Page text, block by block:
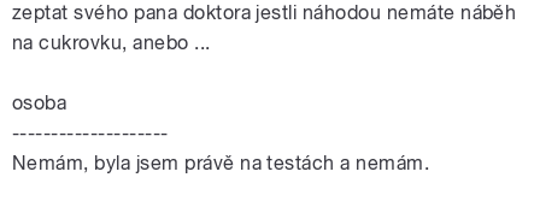
zeptat svého pana doktora jestli náhodou nemáte náběh
na cukrovku, anebo ...
osoba
--------------------
Nemám, byla jsem právě na testách a nemám.